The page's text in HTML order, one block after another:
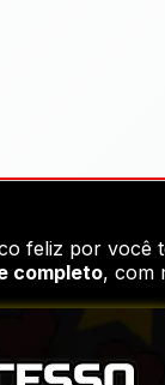
feliz por você
completo, com